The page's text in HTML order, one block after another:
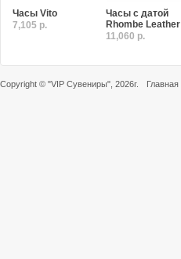
Часы Vito
7,105 р.
Часы с датой
Rhombe Leather
11,060 р.
Copyright © "VIP Сувениры" , 2026г. Главная